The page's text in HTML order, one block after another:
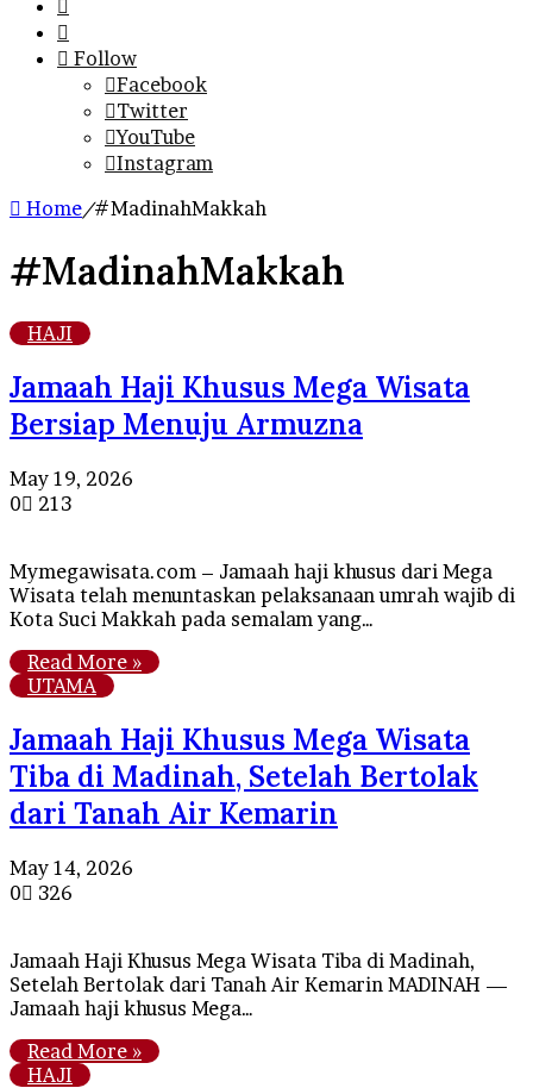
In
Follow
Facebook
Twitter
YouTube
Instagram
Home/#MadinahMakkah
#MadinahMakkah
HAJI
Jamaah Haji Khusus Mega Wisata
Bersiap Menuju Armuzna
May 19, 2026
0
213
Mymegawisata.com – Jamaah haji khusus dari Mega
Wisata telah menuntaskan pelaksanaan umrah wajib di
Kota Suci Makkah pada semalam yang…
Read More »
UTAMA
Jamaah Haji Khusus Mega Wisata
Tiba di Madinah, Setelah Bertolak
dari Tanah Air Kemarin
May 14, 2026
0
326
Jamaah Haji Khusus Mega Wisata Tiba di Madinah,
Setelah Bertolak dari Tanah Air Kemarin MADINAH —
Jamaah haji khusus Mega…
Read More »
HAJI